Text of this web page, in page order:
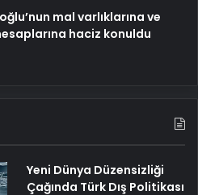
mal varlıklarına ve
haciz konuldu
Yeni Dünya Düzensizliği
Çağında Türk Dış Politikası